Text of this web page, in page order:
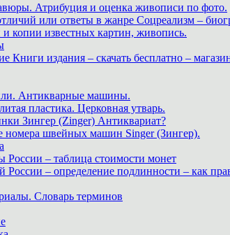
Атрибуция и оценка живописи по фото.
или ответы в жанре Соцреализм –
копии известных картин, живопись.
Книги издания – скачать бесплатно –
Антикварные машины.
пластика. Церковная утварь.
Зингер (Zinger) Антиквариат?
номера швейных машин Singer (Зингер).
– таблица стоимости монет
России – определение подлинности – как
Словарь терминов